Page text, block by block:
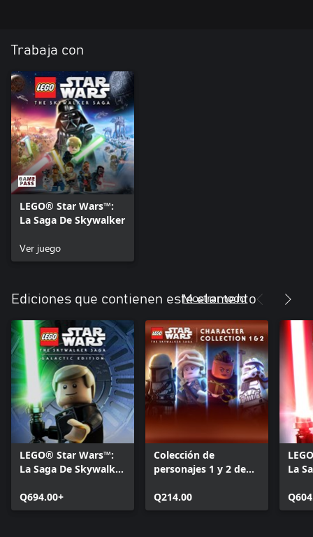
Trabaja con
LEGO® Star Wars™:
La Saga De Skywalker
Ver juego
Ediciones que contienen este elemento
Mostrar todo
LEGO® Star Wars™:
La Saga De Skywalker
Q694.00+
Colección de
personajes 1 y 2 de
La Saga De Skywalker
Q214.00
La